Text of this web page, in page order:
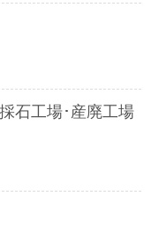
石工場･産廃工場